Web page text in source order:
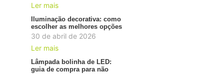
Ler mais
Iluminação decorativa: como
escolher as melhores opções
30 de abril de 2026
Ler mais
Lâmpada bolinha de LED:
guia de compra para não